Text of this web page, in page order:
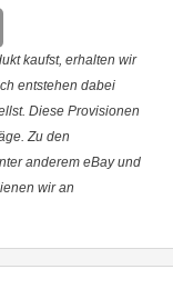
kaufst, erhalten wir
entstehen dabei
Diese Provisionen
Zu den
anderem eBay und
wir an